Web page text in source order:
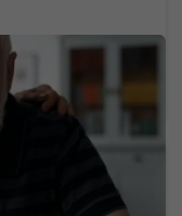
Zmenou
získaš vyše